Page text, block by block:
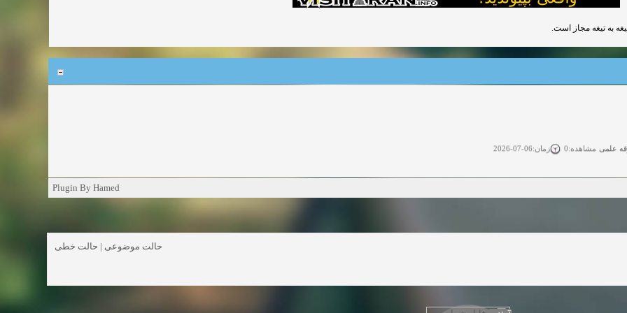
به تیغه مجاز است.
آزاد مشاهده:0 زمان:11-04-2025
دعوت به همکاری مشاهده:0 زمان:11-11-2024
Plugin By Hamed
حالت موضوعی | حالت خطی